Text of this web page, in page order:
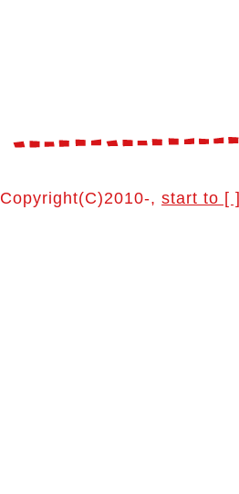
Copyright(C)2010-, start to [ ]